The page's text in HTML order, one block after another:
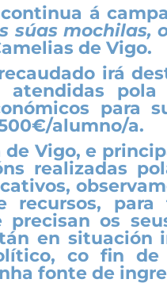
á
súas mochilas,
de Vigo.
irá
atendidas pola
para
alumno/a.
de Vigo, e
realizadas
recursos,
precisan os
en situación
co fin
fonte de